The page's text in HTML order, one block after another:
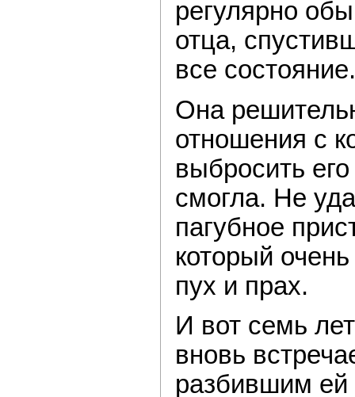
регулярно
отца,
все состояние.
Она
отношения с
выбросить
смогла. Не
пагубное
который
пух и прах.
И вот семь
вновь
разбившим